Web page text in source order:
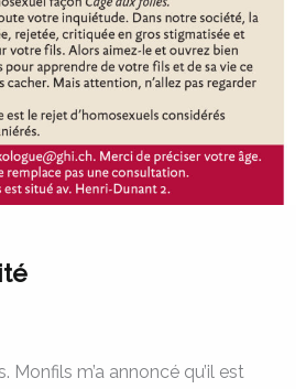
Monfils m’a annoncé qu’il est